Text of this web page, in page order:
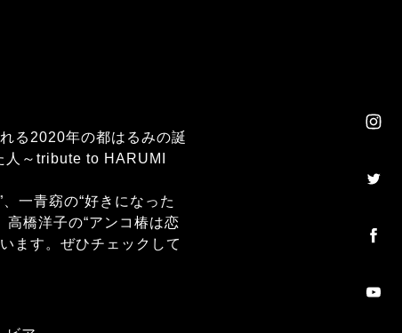
る2020年の都はるみの誕
人～tribute to HARUMI
一青窈の“好きになった
高橋洋子の“アンコ椿は恋
ます。ぜひチェックして